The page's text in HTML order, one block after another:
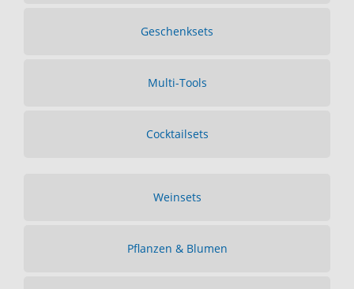
Geschenksets
Multi-Tools
Cocktailsets
Weinsets
Pflanzen & Blumen